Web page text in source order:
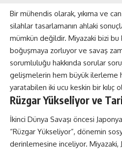
Bir mühendis olarak, yıkıma ve
silahlar tasarlamanın ahlaki
mümkün değildir. Miyazaki bizi bu
boğuşmaya zorluyor ve savaş
sorumluluğu hakkında sorular
gelişmelerin hem büyük ilerleme
yaratabilen iki ucu keskin bir kılıç
Rüzgar Yükseliyor ve
İkinci Dünya Savaşı öncesi
“Rüzgar Yükseliyor”, dönemin
derinlemesine inceliyor.